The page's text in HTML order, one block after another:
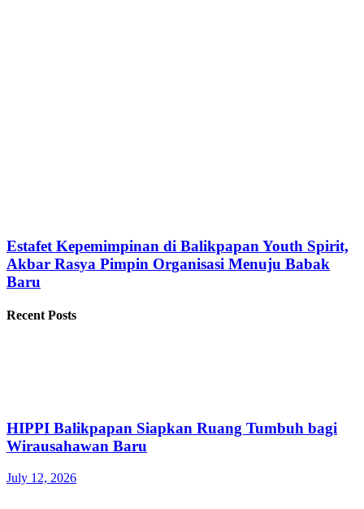
Estafet Kepemimpinan di Balikpapan Youth Spirit,
Akbar Rasya Pimpin Organisasi Menuju Babak
Baru
Recent Posts
HIPPI Balikpapan Siapkan Ruang Tumbuh bagi
Wirausahawan Baru
July 12, 2026